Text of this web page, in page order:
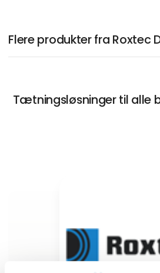
Flere produkter fra Roxtec
Tætningsløsninger til alle